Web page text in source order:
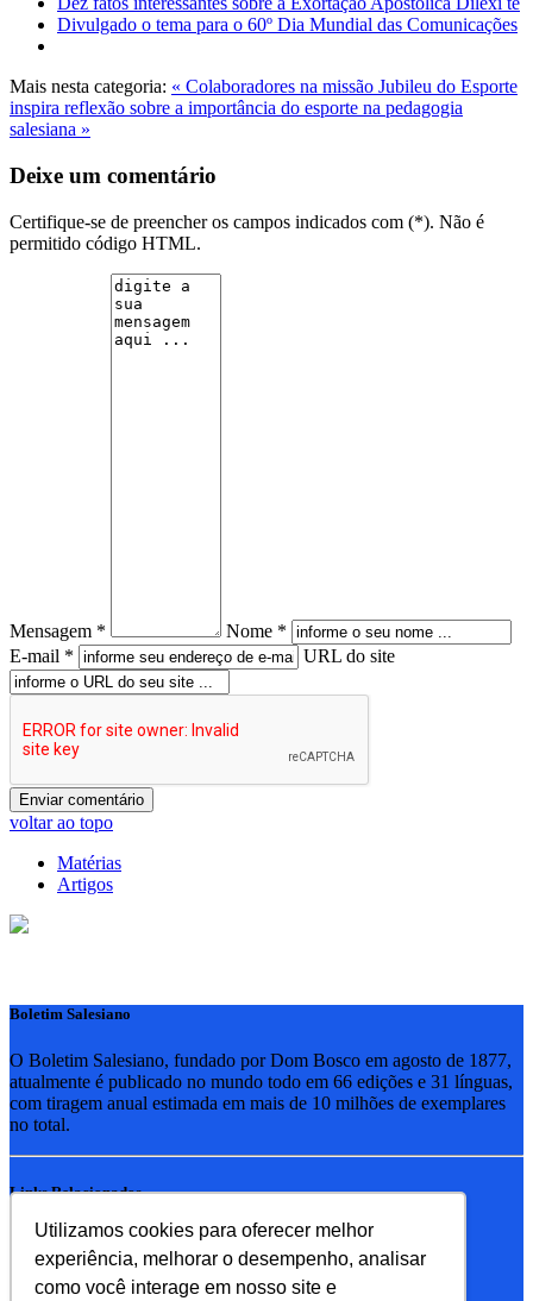
Utilizamos cookies para oferecer melhor
experiência, melhorar o desempenho, analisar
como você interage em nosso site e
Divulgado o tema para o 60º Dia Mundial das Comunicações
Mais nesta categoria: « Colaboradores na missão Jubileu do Esporte
inspira reflexão sobre a importância do esporte na pedagogia
salesiana »
Deixe um comentário
Certifique-se de preencher os campos indicados com (*). Não é
permitido código HTML.
Mensagem *
Nome *
E-mail *
URL do site
voltar ao topo
Matérias
Artigos
Boletim Salesiano
O Boletim Salesiano, fundado por Dom Bosco em agosto de 1877,
atualmente é publicado no mundo todo em 66 edições e 31 línguas,
com tiragem anual estimada em mais de 10 milhões de exemplares
no total.
Links Relacionados
RSB - Rede Salesiana Brasil
EDEBE - Editora
UPV - União pela Vida